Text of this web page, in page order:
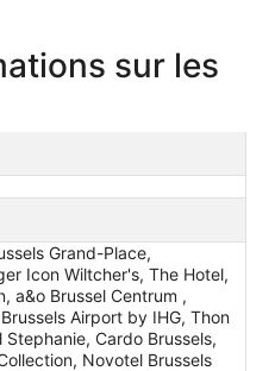
sur les
Grand-Place,
Icon Wiltcher's, The Hotel,
a&o Brussel Centrum ,
Airport by IHG, Thon
Stephanie, Cardo Brussels,
Novotel Brussels